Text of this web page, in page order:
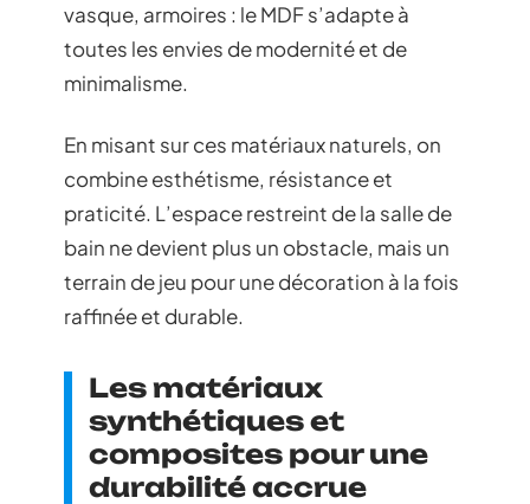
vasque, armoires : le MDF s’adapte à
toutes les envies de modernité et de
minimalisme.
En misant sur ces matériaux naturels, on
combine esthétisme, résistance et
praticité. L’espace restreint de la salle de
bain ne devient plus un obstacle, mais un
terrain de jeu pour une décoration à la fois
raffinée et durable.
Les matériaux
synthétiques et
composites pour une
durabilité accrue